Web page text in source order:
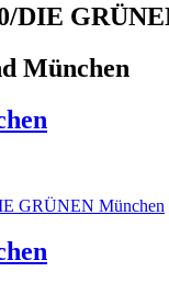
DIE
München